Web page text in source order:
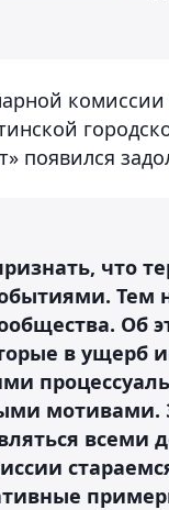
появился
что
Тем
Об
в ущерб
мотивами.